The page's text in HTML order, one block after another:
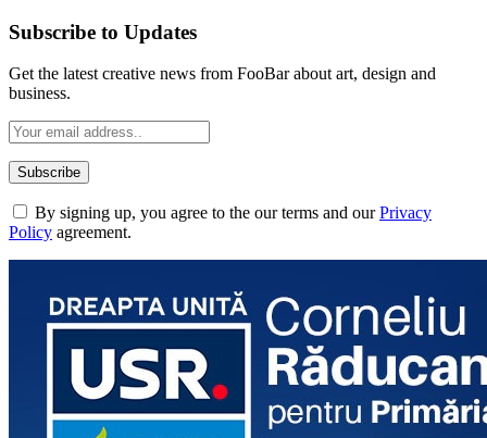
Subscribe to Updates
Get the latest creative news from FooBar about art, design and
business.
By signing up, you agree to the our terms and ourPrivacy
Policy agreement.